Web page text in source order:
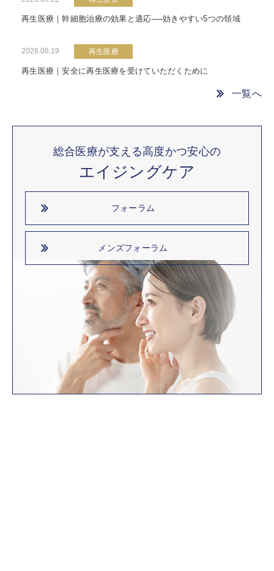
再生医療｜幹細胞治療の効果と適応──効きやすい5つの領域
2026.06.19 再生医療
再生医療｜安全に再生医療を受けていただくために
一覧へ
総合医療が支える高度かつ安心の
エイジングケア
フォーラム
メンズフォーラム